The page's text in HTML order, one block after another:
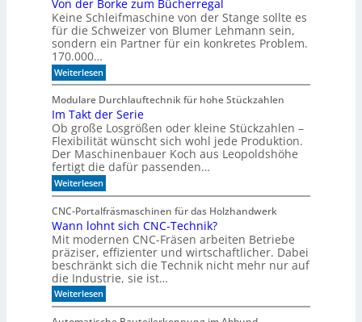
n
n
z
a
i
s
i
e
t
e
I
R
-
e
n
s
o
r
e
Von der Borke zum Bücherregal
Keine Schleifmaschine von der Stange sollte es
für die Schweizer von Blumer Lehmann sein,
sondern ein Partner für ein konkretes Problem.
170.000…
Weiterlesen:
V
o
n
d
e
r
B
o
r
k
e
z
u
m
B
ü
c
h
e
r
r
e
Modulare Durchlauftechnik für hohe Stückzahlen
Im Takt der Serie
Ob große Losgrößen oder kleine Stückzahlen –
Flexibilität wünscht sich wohl jede Produktion.
Der Maschinenbauer Koch aus Leopoldshöhe
fertigt die dafür passenden…
Weiterlesen:
I
T
a
k
t
d
e
r
S
e
r
CNC-Portalfräsmaschinen für das Holzhandwerk
Wann lohnt sich CNC-Technik?
Mit modernen CNC-Fräsen arbeiten Betriebe
präziser, effizienter und wirtschaftlicher. Dabei
beschränkt sich die Technik nicht mehr nur auf
die Industrie, sie ist…
Weiterlesen:
W
a